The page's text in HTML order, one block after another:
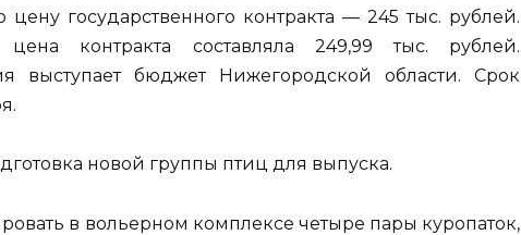
государственного контракта — 245 тыс. рублей.
цена контракта составляла 249,99 тыс. рублей.
выступает бюджет Нижегородской области. Срок
новой группы птиц для выпуска.
в вольерном комплексе четыре пары куропаток,